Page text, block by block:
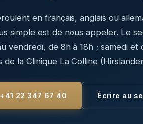
en français, anglais ou
simple est de nous appeler. Le
vendredi, de 8h à 18h ; samedi et
de la Clinique La Colline
22 347 67 40 Écrire au